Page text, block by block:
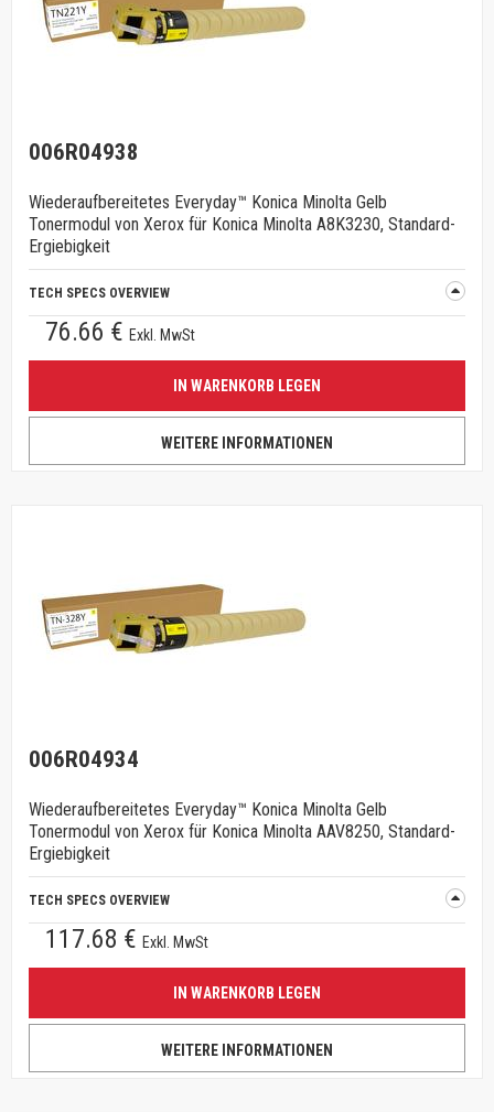
006R04938
Wiederaufbereitetes Everyday™ Konica Minolta Gelb
Tonermodul von Xerox für Konica Minolta A8K3230, Standard-
Ergiebigkeit
TECH SPECS OVERVIEW
76.66 € Exkl. MwSt
IN WARENKORB LEGEN
WEITERE INFORMATIONEN
006R04934
Wiederaufbereitetes Everyday™ Konica Minolta Gelb
Tonermodul von Xerox für Konica Minolta AAV8250, Standard-
Ergiebigkeit
TECH SPECS OVERVIEW
117.68 € Exkl. MwSt
IN WARENKORB LEGEN
WEITERE INFORMATIONEN